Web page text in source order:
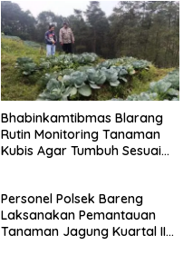
Bhabinkamtibmas Blarang
Rutin Monitoring Tanaman
Kubis Agar Tumbuh Sesuai
Personel Polsek Bareng
Laksanakan Pemantauan
Tanaman Jagung Kuartal II